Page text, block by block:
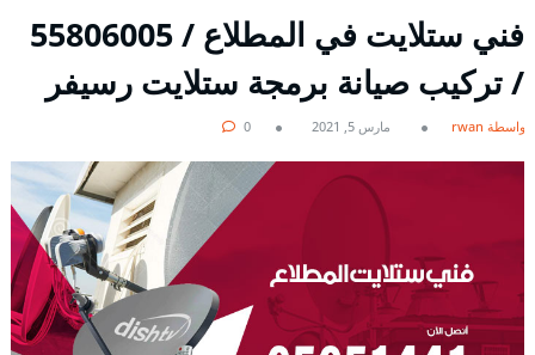
فني ستلايت في المطلاع / 55806005
/ تركيب صيانة برمجة ستلايت رسيفر
بواسطة rwan مارس 5, 2021 0